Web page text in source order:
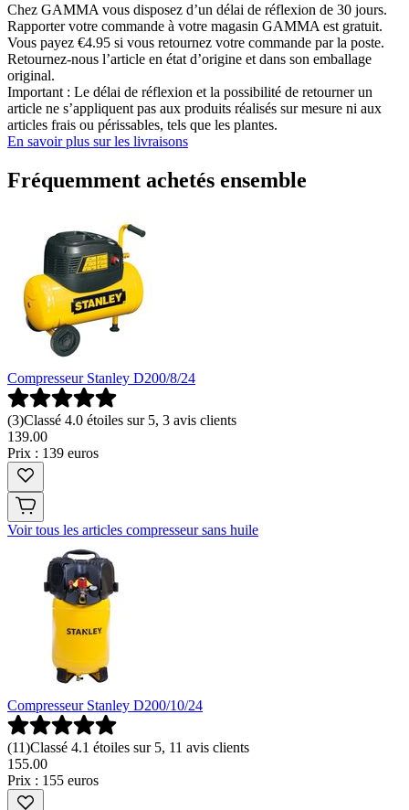
Chez GAMMA vous disposez d’un délai de réflexion de 30 jours.
Rapporter votre commande à votre magasin GAMMA est gratuit.
Vous payez €4.95 si vous retournez votre commande par la poste.
Retournez-nous l’article en état d’origine et dans son emballage
original.
Important : Le délai de réflexion et la possibilité de retourner un
article ne s’appliquent pas aux produits réalisés sur mesure ni aux
articles frais ou périssables, tels que les plantes.
En savoir plus sur les livraisons
Fréquemment achetés ensemble
Compresseur Stanley D200/8/24
(3)Classé 4.0 étoiles sur 5, 3 avis clients
139.00
Prix : 139 euros
Voir tous les articles compresseur sans huile
Compresseur Stanley D200/10/24
(11)Classé 4.1 étoiles sur 5, 11 avis clients
155.00
Prix : 155 euros